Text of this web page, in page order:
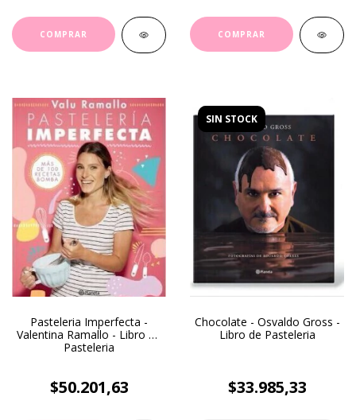
Pasteleria Imperfecta -
Valentina Ramallo - Libro de
Pasteleria
$50.201,63
SIN STOCK
Chocolate - Osvaldo Gross -
Libro de Pasteleria
$33.985,33